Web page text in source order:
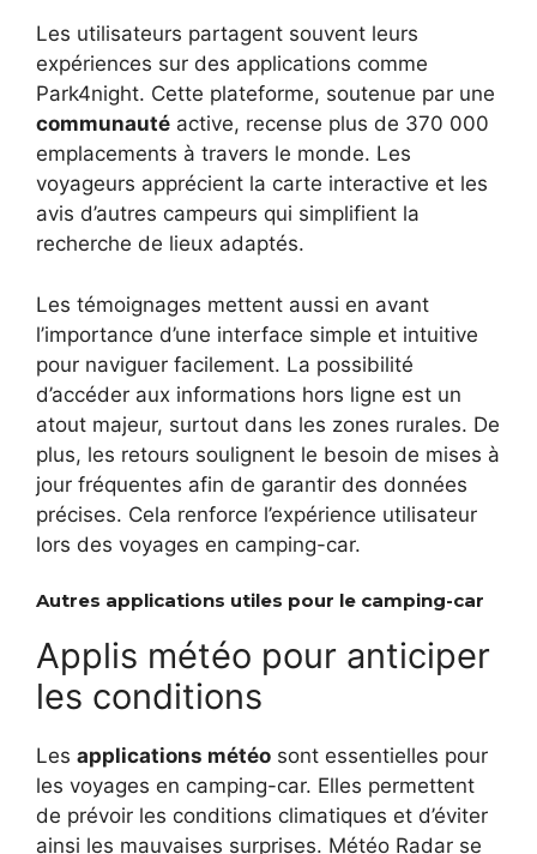
Les utilisateurs partagent souvent leurs
expériences sur des applications comme
Park4night. Cette plateforme, soutenue par une
communauté active, recense plus de 370 000
emplacements à travers le monde. Les
voyageurs apprécient la carte interactive et les
avis d’autres campeurs qui simplifient la
recherche de lieux adaptés.
Les témoignages mettent aussi en avant
l’importance d’une interface simple et intuitive
pour naviguer facilement. La possibilité
d’accéder aux informations hors ligne est un
atout majeur, surtout dans les zones rurales. De
plus, les retours soulignent le besoin de mises à
jour fréquentes afin de garantir des données
précises. Cela renforce l’expérience utilisateur
lors des voyages en camping-car.
Autres applications utiles pour le camping-car
Applis météo pour anticiper
les conditions
Les applications météo sont essentielles pour
les voyages en camping-car. Elles permettent
de prévoir les conditions climatiques et d’éviter
ainsi les mauvaises surprises. Météo Radar se